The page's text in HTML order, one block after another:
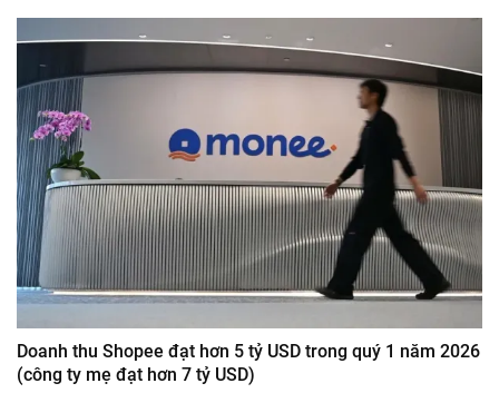
Doanh thu Shopee đạt hơn 5 tỷ USD trong quý 1 năm 2026
(công ty mẹ đạt hơn 7 tỷ USD)